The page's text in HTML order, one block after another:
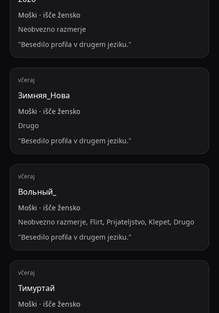
Moški · išče žensko
Neobvezno razmerje
"Besedilo profila v drugem jeziku."
včeraj
Зимняя_Нова
Moški · išče žensko
Drugo
"Besedilo profila v drugem jeziku."
včeraj
Вольный_
Moški · išče žensko
Neobvezno razmerje, Flirt, Prijateljstvo, Klepet, Drugo
"Besedilo profila v drugem jeziku."
včeraj
Тимуртай
Moški · išče žensko